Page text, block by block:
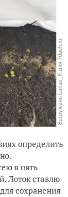
определить
в пять
Лоток ставлю
сохранения